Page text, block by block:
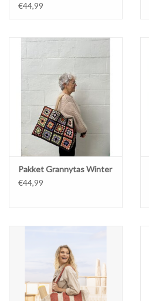
€44,99
Pakket Grannytas Winter
€44,99